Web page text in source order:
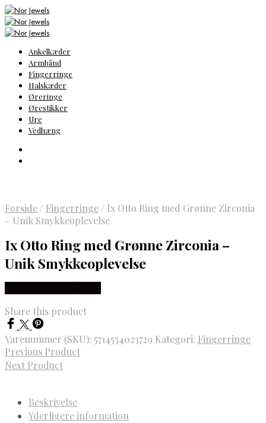
Ankelkæder
Armbånd
Fingerringe
Halskæder
Øreringe
Ørestikker
Ure
Vedhæng
Forside / Fingerringe / Ix Otto Ring med Grønne Zirconia
– Unik Smykkeoplevelse
Ix Otto Ring med Grønne Zirconia –
Unik Smykkeoplevelse
Share this product
Varenummer (SKU): 5714534023729 Kategori: Fingerringe
Previous Product
Next Product
Beskrivelse
Yderligere information